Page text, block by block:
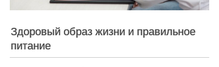
Здоровый образ жизни и правильное
питание